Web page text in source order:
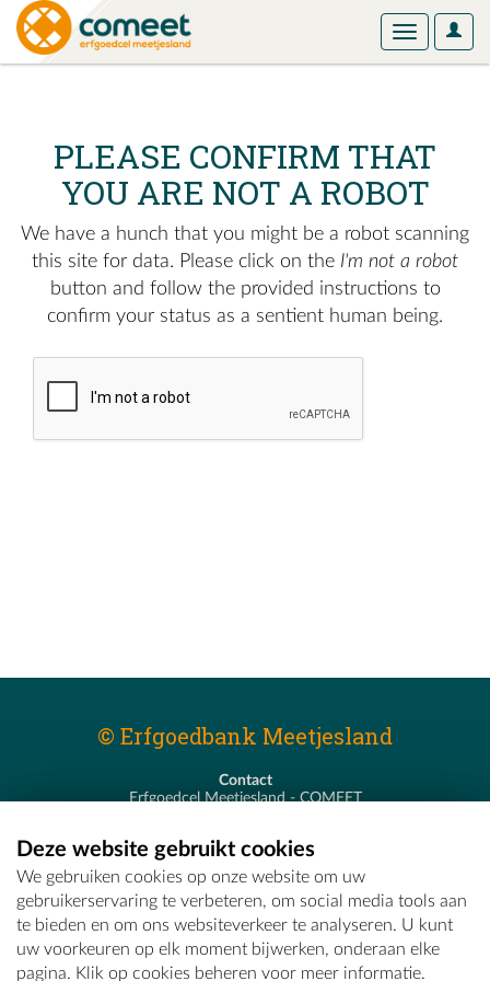
User
Toggle
PLEASE CONFIRM THAT
YOU ARE NOT A ROBOT
We have a hunch that you might be a robot scanning
this site for data. Please click on the I'm not a robot
button and follow the provided instructions to
confirm your status as a sentient human being.
© Erfgoedbank Meetjesland
Contact
Erfgoedcel Meetjesland - COMEET
T - 09 373 75 96
E -erfgoedcel@comeet.be
Deze website gebruikt cookies
We gebruiken cookies op onze website om uw
gebruikerservaring te verbeteren, om social media tools aan
te bieden en om ons websiteverkeer te analyseren. U kunt
uw voorkeuren op elk moment bijwerken, onderaan elke
pagina. Klik op cookies beheren voor meer informatie.